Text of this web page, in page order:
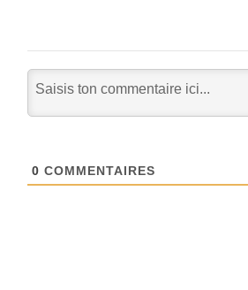
0 COMMENTAIRES